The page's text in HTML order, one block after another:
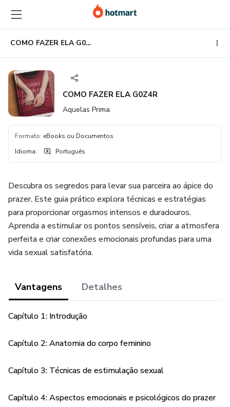
para
o
conteúdo
principal
para
o
pagamento
para
o
rodapé
COMO FAZER ELA G0Z4R
COMO FAZER ELA G0Z4R
Aquelas Prima
Formato: eBooks ou Documentos
Idioma: Português
Descubra os segredos para levar sua parceira ao ápice do
prazer. Este guia prático explora técnicas e estratégias
para proporcionar orgasmos intensos e duradouros.
Aprenda a estimular os pontos sensíveis, criar a atmosfera
perfeita e criar conexões emocionais profundas para uma
vida sexual satisfatória.
Vantagens Detalhes
Capítulo 1: Introdução
Capítulo 2: Anatomia do corpo feminino
Capítulo 3: Técnicas de estimulação sexual
Capítulo 4: Aspectos emocionais e psicológicos do prazer